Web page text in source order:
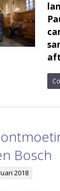
Bosch
2018